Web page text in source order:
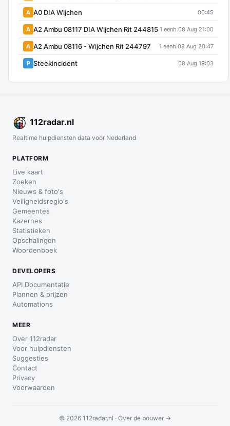
A A0 DIA Wijchen 00:45
A A2 Ambu 08117 DIA Wijchen Rit 244815 1 eenh.08 Aug 21:00
A A2 Ambu 08116 - Wijchen Rit 244797 1 eenh.08 Aug 20:47
P Steekincident 08 Aug 19:03
112radar.nl
Realtime hulpdiensten data voor Nederland
PLATFORM
Live kaart
Zoeken
Nieuws & foto's
Veiligheidsregio's
Gemeentes
Kazernes
Statistieken
Opschalingen
Woordenboek
DEVELOPERS
API Documentatie
Plannen & prijzen
Automations
MEER
Over 112radar
Voor hulpdiensten
Suggesties
Contact
Privacy
Voorwaarden
© 2026 112radar.nl · Over de bouwer →